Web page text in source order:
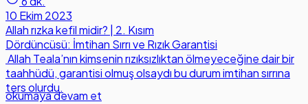
10 Ekim 2023
Allah rızka kefil midir? | 2. Kısım
Dördüncüsü: İmtihan Sırrı ve Rızık Garantisi
Allah Teala’nın kimsenin rızıksızlıktan ölmeyeceğine dair bir
taahhüdü, garantisi olmuş olsaydı bu durum imtihan sırrına
ters olurdu.
okumaya devam et